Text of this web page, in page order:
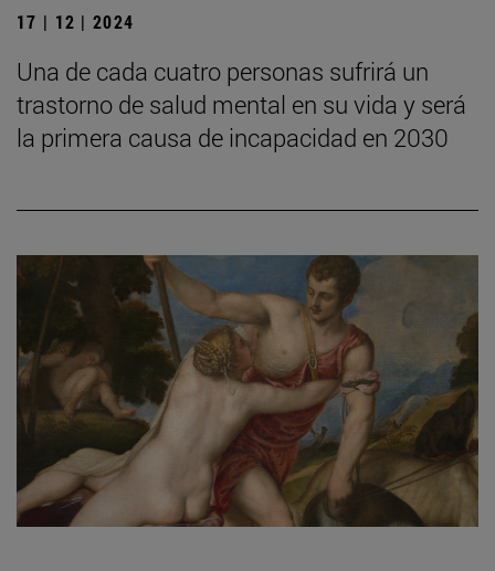
17 | 12 | 2024
Una de cada cuatro personas sufrirá un
trastorno de salud mental en su vida y será
la primera causa de incapacidad en 2030